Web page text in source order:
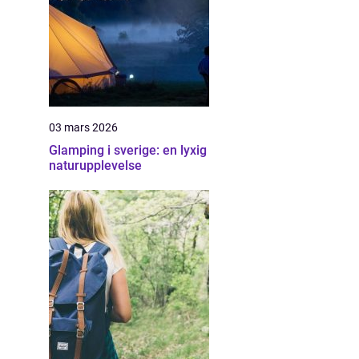
03 mars 2026
Glamping i sverige: en lyxig
naturupplevelse